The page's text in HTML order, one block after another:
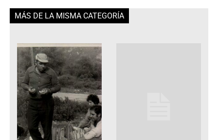
MÁS DE LA MISMA CATEGORÍA